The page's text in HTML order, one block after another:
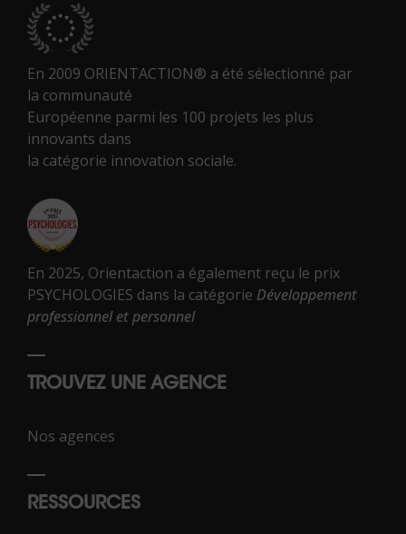
En 2009 ORIENTACTION® a été sélectionné par
la communauté
Européenne parmi les 100 projets les plus
innovants dans
la catégorie innovation sociale.
En 2025, Orientaction a également reçu le prix
PSYCHOLOGIES dans la catégorie Développement
professionnel et personnel
TROUVEZ UNE AGENCE
Nos agences
RESSOURCES